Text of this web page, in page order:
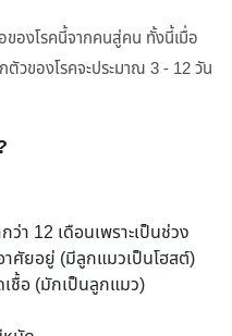
ของโรคนี้จากคนสู่คน ทั้งนี้เมื่อ
ตัวของโรคจะประมาณ 3 - 12 วัน
า 12 เดือนเพราะเป็นช่วง
ศัยอยู่ (มีลูกแมวเป็นโฮสต์)
ชื้อ (มักเป็นลูกแมว)